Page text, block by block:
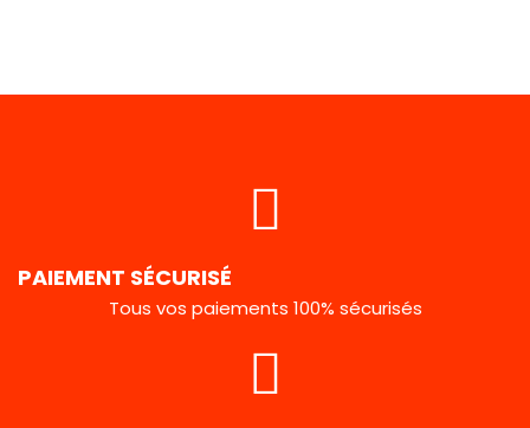
PAIEMENT SÉCURISÉ
Tous vos paiements 100% sécurisés